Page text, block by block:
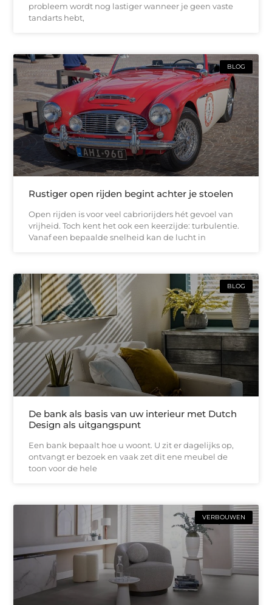
probleem wordt nog lastiger wanneer je geen vaste
tandarts hebt,
BLOG
Rustiger open rijden begint achter je stoelen
Open rijden is voor veel cabriorijders hét gevoel van
vrijheid. Toch kent het ook een keerzijde: turbulentie.
Vanaf een bepaalde snelheid kan de lucht in
BLOG
De bank als basis van uw interieur met Dutch
Design als uitgangspunt
Een bank bepaalt hoe u woont. U zit er dagelijks op,
ontvangt er bezoek en vaak zet dit ene meubel de
toon voor de hele
VERBOUWEN